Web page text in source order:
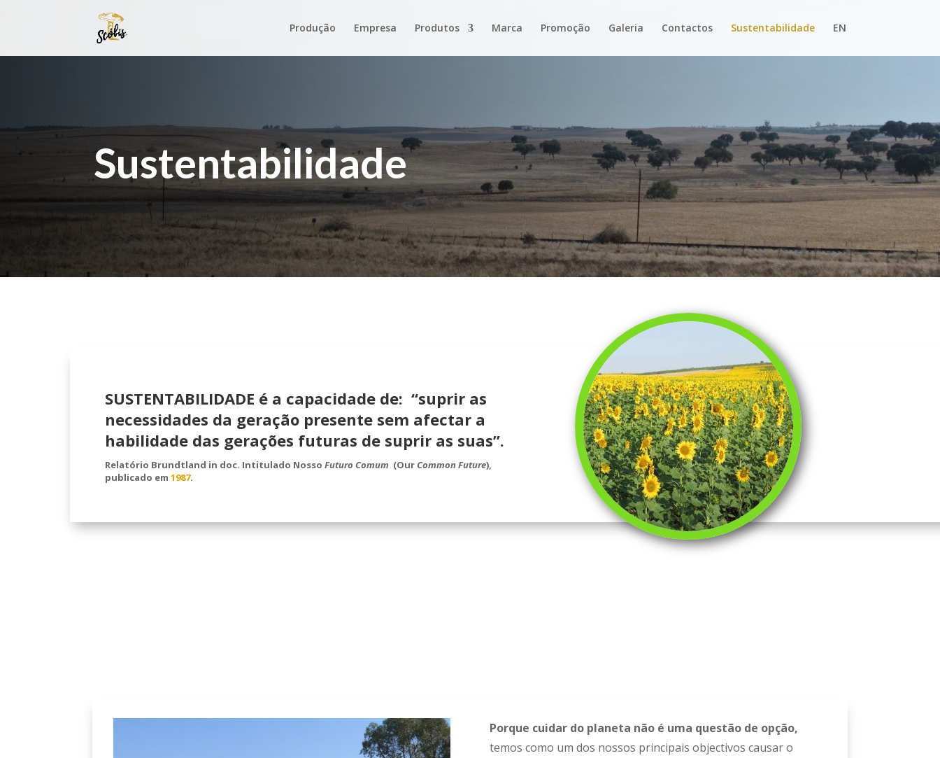
Produção Empresa Produtos Marca Promoção Galeria Contactos Sustentabilidade EN
Sustentabilidade
SUSTENTABILIDADE é a capacidade de: “suprir as
necessidades da geração presente sem afectar a
habilidade das gerações futuras de suprir as suas”.
Relatório Brundtland in doc. Intitulado Nosso Futuro Comum (OurCommon Future),
publicado em 1987.
Porque cuidar do planeta não é uma questão de opção,
temos como um dos nossos principais objectivos causar o